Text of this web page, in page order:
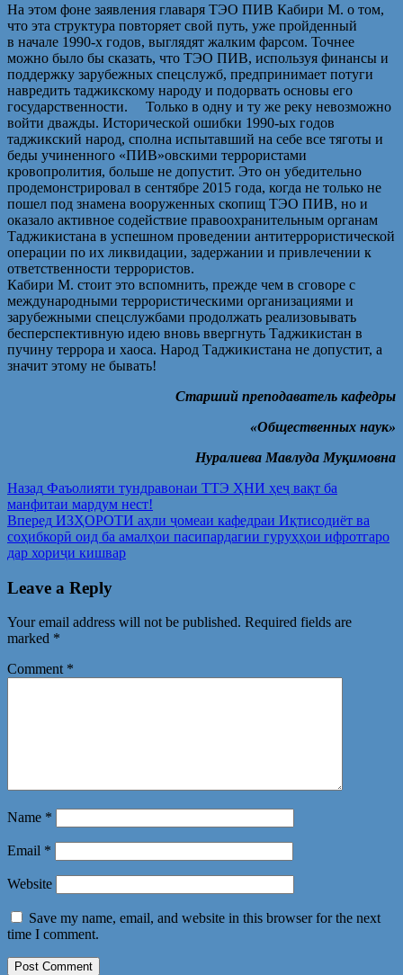
На этом фоне заявления главаря ТЭО ПИВ Кабири М. о том,
что эта структура повторяет свой путь, уже пройденный
в начале 1990-х годов, выглядят жалким фарсом. Точнее
можно было бы сказать, что ТЭО ПИВ, используя финансы и
поддержку зарубежных спецслужб, предпринимает потуги
навредить таджикскому народу и подорвать основы его
государственности. Только в одну и ту же реку невозможно
войти дважды. Исторической ошибки 1990-ых годов
таджикский народ, сполна испытавший на себе все тяготы и
беды учиненного «ПИВ»овскими террористами
кровопролития, больше не допустит. Это он убедительно
продемонстрировал в сентябре 2015 года, когда не только не
пошел под знамена вооруженных скопищ ТЭО ПИВ, но и
оказало активное содействие правоохранительным органам
Таджикистана в успешном проведении антитеррористической
операции по их ликвидации, задержании и привлечении к
ответственности террористов.
Кабири М. стоит это вспомнить, прежде чем в сговоре с
международными террористическими организациями и
зарубежными спецслужбами продолжать реализовывать
бесперспективную идею вновь ввергнуть Таджикистан в
пучину террора и хаоса. Народ Таджикистана не допустит, а
значит этому не бывать!
Старший преподаватель кафедры
«Общественных наук»
Нуралиева Мавлуда Муқимовна
Post
navigation
Назад Предыдущая
запись:
Фаъолияти тундравонаи ТТЭ ҲНИ ҳеҷ вақт ба
манфитаи мардум нест!
Вперед Следующая
запись:
ИЗҲОРОТИ аҳли ҷомеаи кафедраи Иқтисодиёт ва
соҳибкорӣ оид ба амалҳои пасипардагии гуруҳҳои ифротгаро
дар хориҷи кишвар
Leave a Reply
Your email address will not be published. Required fields are
marked *
Comment *
Name *
Email *
Website
Save my name, email, and website in this browser for the next
time I comment.